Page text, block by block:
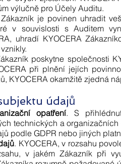
výlučně pro Účely Auditu.
je povinen uhradit
v souvislosti s Auditem
uhradí KYOCERA
poskytne společnosti
při plnění jejích
KYOCERA okamžitě zjedná
údajů
opatření. S
technických a
podle GDPR nebo jiných
. KYOCERA, v rozsahu
v jakém Zákazník při